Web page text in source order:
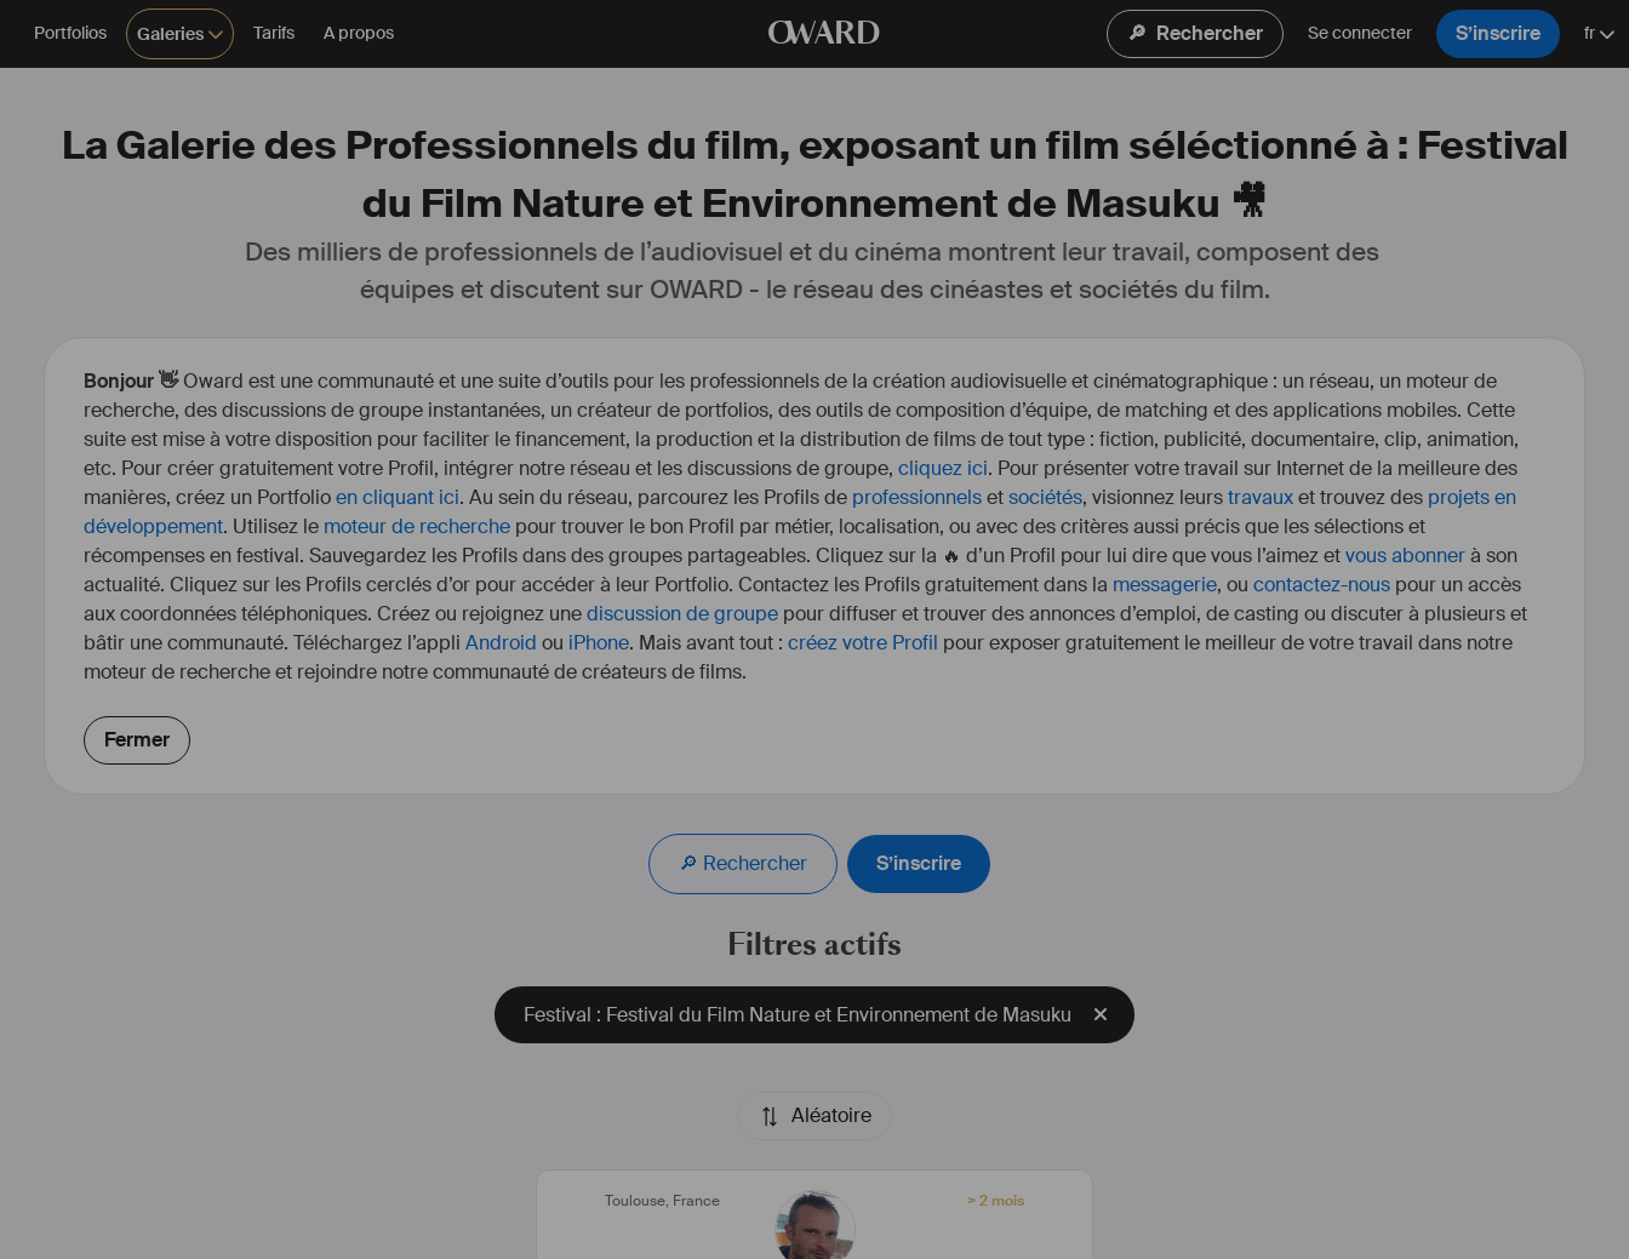
Portfolios Galeries Tarifs A propos OWARD 🔎 Rechercher Se connecter S’inscrire fr
La Galerie des Professionnels du film, exposant un film séléctionné à : Festival
du Film Nature et Environnement de Masuku 🎥
Des milliers de professionnels de l’audiovisuel et du cinéma montrent leur travail, composent des
équipes et discutent sur OWARD - le réseau des cinéastes et sociétés du film.
Bonjour 👋Oward est une communauté et une suite d’outils pour les professionnels de la création audiovisuelle et cinématographique : un réseau, un moteur de
recherche, des discussions de groupe instantanées, un créateur de portfolios, des outils de composition d’équipe, de matching et des applications mobiles. Cette
suite est mise à votre disposition pour faciliter le financement, la production et la distribution de films de tout type : fiction, publicité, documentaire, clip, animation,
etc. Pour créer gratuitement votre Profil, intégrer notre réseau et les discussions de groupe, cliquez ici. Pour présenter votre travail sur Internet de la meilleure des
manières, créez un Portfolioen cliquant ici. Au sein du réseau, parcourez les Profils de professionnelsetsociétés, visionnez leurstravauxet trouvez des projets en
développement. Utilisez le moteur de recherche pour trouver le bon Profil par métier, localisation, ou avec des critères aussi précis que les sélections et
récompenses en festival. Sauvegardez les Profils dans des groupes partageables. Cliquez sur la 🔥 d’un Profil pour lui dire que vous l’aimez etvous abonnerà son
actualité. Cliquez sur les Profils cerclés d’or pour accéder à leur Portfolio. Contactez les Profils gratuitement dans la messagerie, ou contactez-nous pour un accès
aux coordonnées téléphoniques. Créez ou rejoignez unediscussion de groupe pour diffuser et trouver des annonces d’emploi, de casting ou discuter à plusieurs et
bâtir une communauté. Téléchargez l’appli Android ou iPhone. Mais avant tout : créez votre Profil pour exposer gratuitement le meilleur de votre travail dans notre
moteur de recherche et rejoindre notre communauté de créateurs de films.
Fermer
🔎 Rechercher S’inscrire
Filtres actifs
Festival : Festival du Film Nature et Environnement de Masuku
Aléatoire
Toulouse, France > 2 mois